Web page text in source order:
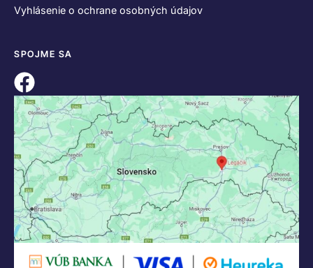
Vyhlásenie o ochrane osobných údajov
SPOJME SA